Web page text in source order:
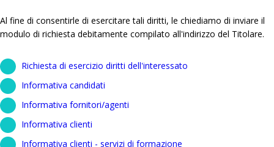
Al fine di consentirle di esercitare tali diritti, le chiediamo di inviare il
modulo di richiesta debitamente compilato all'indirizzo del Titolare.
Richiesta di esercizio diritti dell'interessato
Informativa candidati
Informativa fornitori/agenti
Informativa clienti
Informativa clienti - servizi di formazione